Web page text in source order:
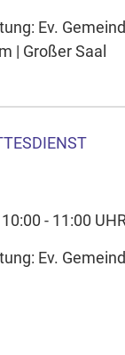
Ev.
| Großer Saal
- 11:00
Ev.